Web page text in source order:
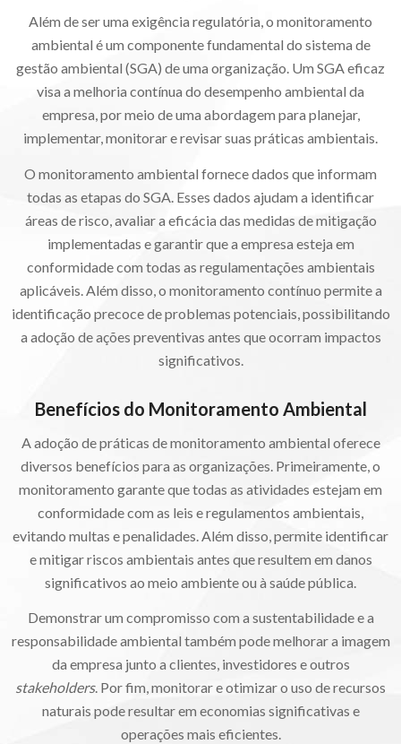
Além de ser uma exigência regulatória, o monitoramento
ambiental é um componente fundamental do sistema de
gestão ambiental (SGA) de uma organização. Um SGA eficaz
visa a melhoria contínua do desempenho ambiental da
empresa, por meio de uma abordagem para planejar,
implementar, monitorar e revisar suas práticas ambientais.
O monitoramento ambiental fornece dados que informam
todas as etapas do SGA. Esses dados ajudam a identificar
áreas de risco, avaliar a eficácia das medidas de mitigação
implementadas e garantir que a empresa esteja em
conformidade com todas as regulamentações ambientais
aplicáveis. Além disso, o monitoramento contínuo permite a
identificação precoce de problemas potenciais, possibilitando
a adoção de ações preventivas antes que ocorram impactos
significativos.
Benefícios do Monitoramento Ambiental
A adoção de práticas de monitoramento ambiental oferece
diversos benefícios para as organizações. Primeiramente, o
monitoramento garante que todas as atividades estejam em
conformidade com as leis e regulamentos ambientais,
evitando multas e penalidades. Além disso, permite identificar
e mitigar riscos ambientais antes que resultem em danos
significativos ao meio ambiente ou à saúde pública.
Demonstrar um compromisso com a sustentabilidade e a
responsabilidade ambiental também pode melhorar a imagem
da empresa junto a clientes, investidores e outros
stakeholders. Por fim, monitorar e otimizar o uso de recursos
naturais pode resultar em economias significativas e
operações mais eficientes.